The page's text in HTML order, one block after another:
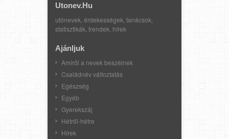
Utonev.hu
utónevek, érdekességek, tanácsok,
statisztikák, trendek, hírek
Ajánljuk
Amiről a nevek beszélnek
Családnév változtatás
Egészség
Egyéb
Gyerekszáj
Hétről-hétre
Hírek